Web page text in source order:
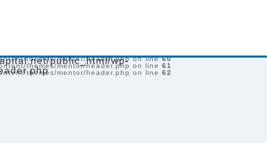
themes/mentor/header.php on line
themes/mentor/header.php on line
themes/mentor/header.php on line
themes/mentor/header.php on line
themes/mentor/header.php on line
themes/mentor/header.php on line
themes/mentor/header.php on line
themes/mentor/header.php on line
themes/mentor/header.php on line60
themes/mentor/header.php on line 61
themes/mentor/header.php on line 62
public_html/wp-